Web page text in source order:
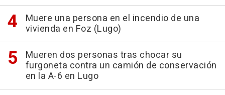
Muere una persona en el incendio de una
vivienda en Foz (Lugo)
Mueren dos personas tras chocar su
furgoneta contra un camión de conservación
en la A-6 en Lugo